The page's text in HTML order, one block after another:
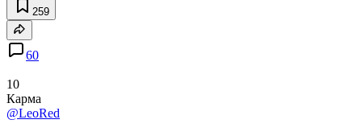
259
60
10
Карма
@LeoRed